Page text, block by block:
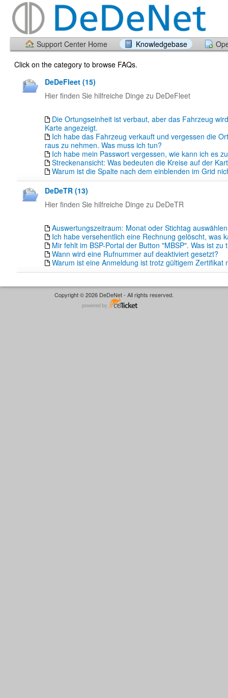
Support Center Home Knowledgebase
Click on the category to browse FAQs.
DeDeFleet (15)
Hier finden Sie hilfreiche Dinge zu DeDeFleet
Die Ortungseinheit ist verbaut, aber das Fahrzeug
Karte angezeigt.
Ich habe das Fahrzeug verkauft und vergessen die
raus zu nehmen. Was muss ich tun?
Ich habe mein Passwort vergessen, wie kann ich es
Streckenansicht: Was bedeuten die Kreise auf der
Warum ist die Spalte nach dem einblenden im Grid
DeDeTR (13)
Hier finden Sie hilfreiche Dinge zu DeDeTR
Auswertungszeitraum: Monat oder Stichtag
Ich habe versehentlich eine Rechnung gelöscht, was
Mir fehlt im BSP-Portal der Button "MBSP". Was ist zu
Wann wird eine Rufnummer auf deaktiviert gesetzt?
Warum ist eine Anmeldung ist trotz gültigem Zertifikat
Copyright © 2026 DeDeNet - All rights reserved.